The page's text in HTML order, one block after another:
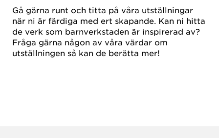
Gå gärna runt och titta på våra utställningar
när ni är färdiga med ert skapande. Kan ni hitta
de verk som barnverkstaden är inspirerad av?
Fråga gärna någon av våra värdar om
utställningen så kan de berätta mer!